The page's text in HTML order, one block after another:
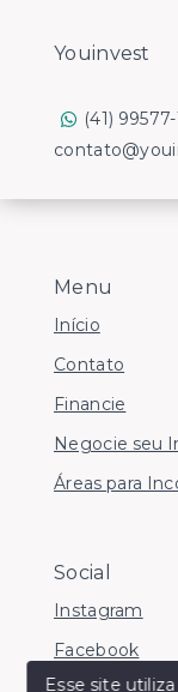
Menu
Início
Contato
Financie
Negocie seu
Áreas para
Social
Instagram
Facebook
Youinvest
(41)
Esse site utiliza